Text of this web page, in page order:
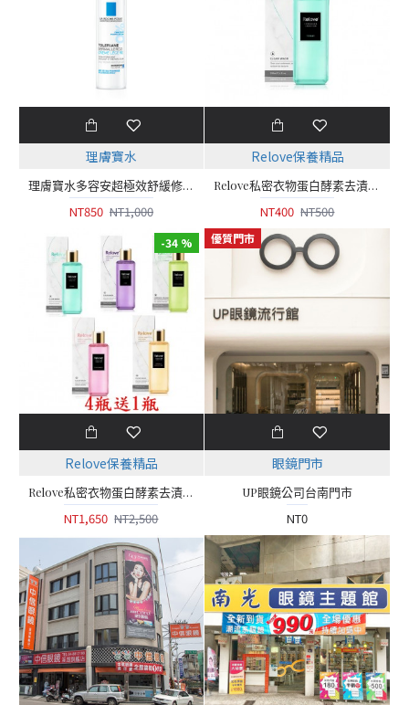
理膚寶水
理膚寶水多容安超極效舒緩修護精華乳 輕潤型
NT850 NT1,000
Relove保養精品
Relove私密衣物蛋白酵素去漬抑菌手洗精【220ml】
NT400 NT500
-34 %
Relove保養精品
Relove私密衣物蛋白酵素去漬抑菌手洗精【220ml】4送1瓶共5瓶
NT1,650 NT2,500
優質門市
眼鏡門市
UP眼鏡公司台南門市
NT0